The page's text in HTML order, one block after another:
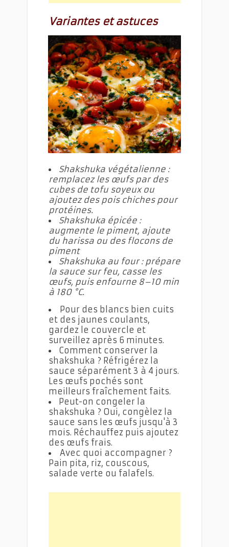
Variantes et astuces
Shakshuka végétalienne :
remplacez les œufs par des
cubes de tofu soyeux ou
ajoutez des pois chiches pour
protéines.
Shakshuka épicée :
augmente le piment, ajoute
du harissa ou des flocons de
piment
Shakshuka au four : prépare
la sauce sur feu, casse les
œufs, puis enfourne 8–10 min
à 180 °C.
Pour des blancs bien cuits
et des jaunes coulants,
gardez le couvercle et
surveillez après 6 minutes.
Comment conserver la
shakshuka ? Réfrigérez la
sauce séparément 3 à 4 jours.
Les œufs pochés sont
meilleurs fraîchement faits.
Peut-on congeler la
shakshuka ? Oui, congèlez la
sauce sans les œufs jusqu'à 3
mois. Réchauffez puis ajoutez
des œufs frais.
Avec quoi accompagner ?
Pain pita, riz, couscous,
salade verte ou falafels.